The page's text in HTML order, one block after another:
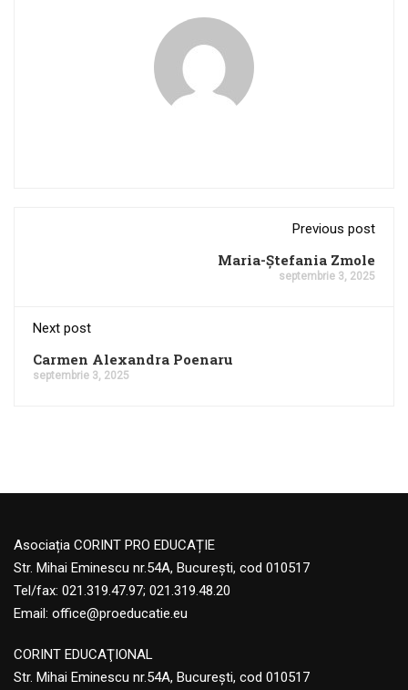
Previous post
Maria-Ștefania Zmole
septembrie 3, 2025
Next post
Carmen Alexandra Poenaru
septembrie 3, 2025
Asociația CORINT PRO EDUCAȚIE
Str. Mihai Eminescu nr.54A, București, cod 010517
Tel/fax: 021.319.47.97; 021.319.48.20
Email: office@proeducatie.eu
CORINT EDUCAŢIONAL
Str. Mihai Eminescu nr.54A, Bucureşti, cod 010517